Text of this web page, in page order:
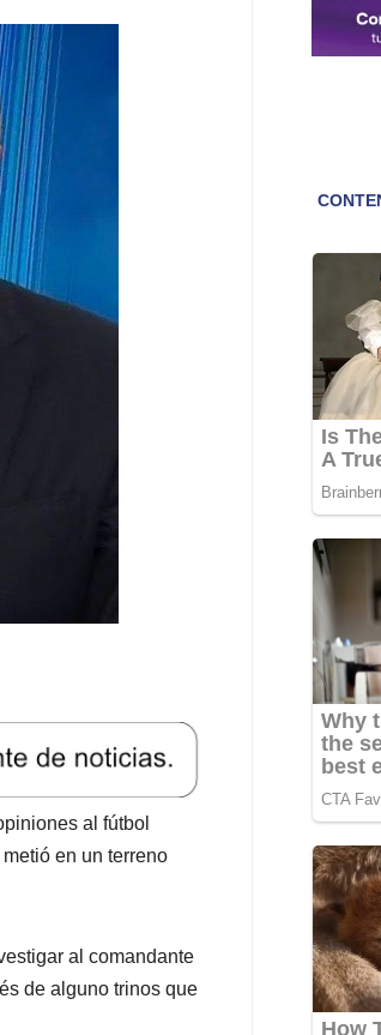
al fútbol
en un terreno
al comandante
de alguno trinos que